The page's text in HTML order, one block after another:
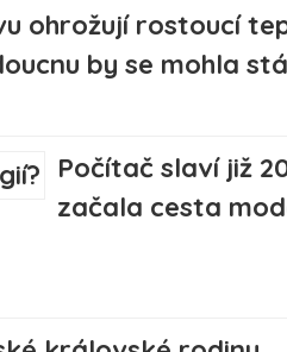
ohrožují rostoucí
by se mohla
Počítač slaví již
začala cesta